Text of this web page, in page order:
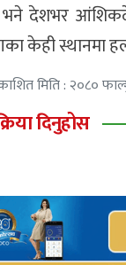
भने देशभर
केही स्थानमा
मिति : २०८०
दिनुहोस